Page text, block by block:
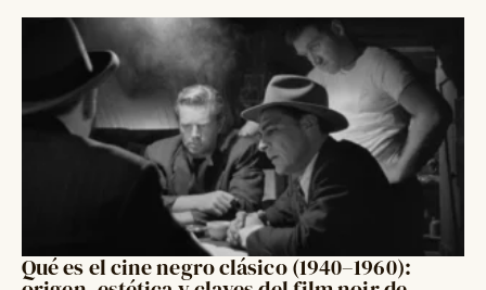
Qué es el cine negro clásico (1940–1960):